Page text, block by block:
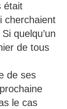
était
cherchaient
quelqu’un
de tous
de ses
le cas